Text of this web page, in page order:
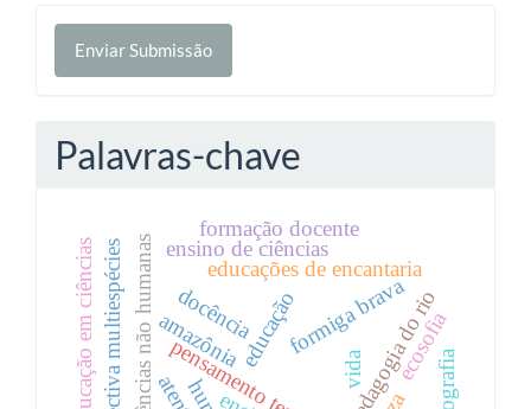
Enviar
Submissão
Enviar Submissão
Palavras-chave
formiga brava
amazônia
educações de encantaria
docências não humanas educação
perspectiva multiespécies docência
vida
educação em ciências ensino de ciências
pedagogia do rio
ecosofia
formação docente